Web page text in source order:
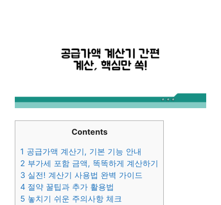
Contents
1 공급가액 계산기, 기본 기능 안내
2 부가세 포함 금액, 똑똑하게 계산하기
3 실전! 계산기 사용법 완벽 가이드
4 절약 꿀팁과 추가 활용법
5 놓치기 쉬운 주의사항 체크